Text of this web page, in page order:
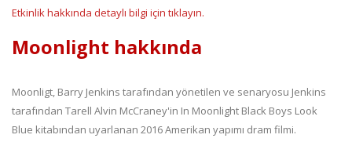
Etkinlik hakkında detaylı bilgi için tıklayın.
Moonlight hakkında
Moonligt, Barry Jenkins tarafından yönetilen ve senaryosu Jenkins
tarafından Tarell Alvin McCraney'in In Moonlight Black Boys Look
Blue kitabından uyarlanan 2016 Amerikan yapımı dram filmi.